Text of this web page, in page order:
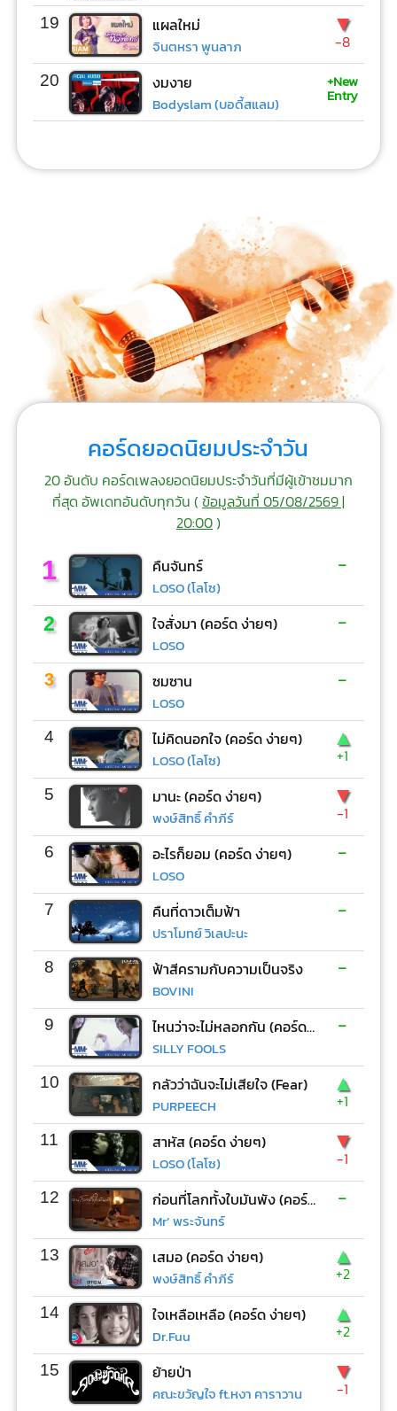
19 แผลใหม่
จินตหรา พูนลาภ
▼
-8
20 งมงาย
Bodyslam (บอดี้สแลม)
+New
Entry
คอร์ดยอดนิยมประจำวัน
20 อันดับ คอร์ดเพลงยอดนิยมประจำวันที่มีผู้เข้าชมมาก
ที่สุด อัพเดทอันดับทุกวัน (ข้อมูลวันที่ 05/08/2569 |
20:00)
1 คืนจันทร์
LOSO (โลโซ)
-
2 ใจสั่งมา (คอร์ด ง่ายๆ)
LOSO
-
3 ซมซาน
LOSO
-
4 ไม่คิดนอกใจ (คอร์ด ง่ายๆ)
LOSO (โลโซ)
▲
+1
5 มานะ (คอร์ด ง่ายๆ)
พงษ์สิทธิ์ คำภีร์
▼
-1
6 อะไรก็ยอม (คอร์ด ง่ายๆ)
LOSO
-
7 คืนที่ดาวเต็มฟ้า
ปราโมทย์ วิเลปะนะ
-
8 ฟ้าสีครามกับความเป็นจริง
BOVINI
-
9 ไหนว่าจะไม่หลอกกัน (คอร์ด ง่ายๆ)
SILLY FOOLS
-
10 กลัวว่าฉันจะไม่เสียใจ (Fear)
PURPEECH
▲
+1
11 สาหัส (คอร์ด ง่ายๆ)
LOSO (โลโซ)
▼
-1
12 ก่อนที่โลกทั้งใบมันพัง (คอร์ด ง่ายๆ)
Mr’ พระจันทร์
-
13 เสมอ (คอร์ด ง่ายๆ)
พงษ์สิทธิ์ คำภีร์
▲
+2
14 ใจเหลือเหลือ (คอร์ด ง่ายๆ)
Dr.Fuu
▲
+2
15 ย้ายป่า
คณะขวัญใจ ft.หงา คาราวาน
▼
-1